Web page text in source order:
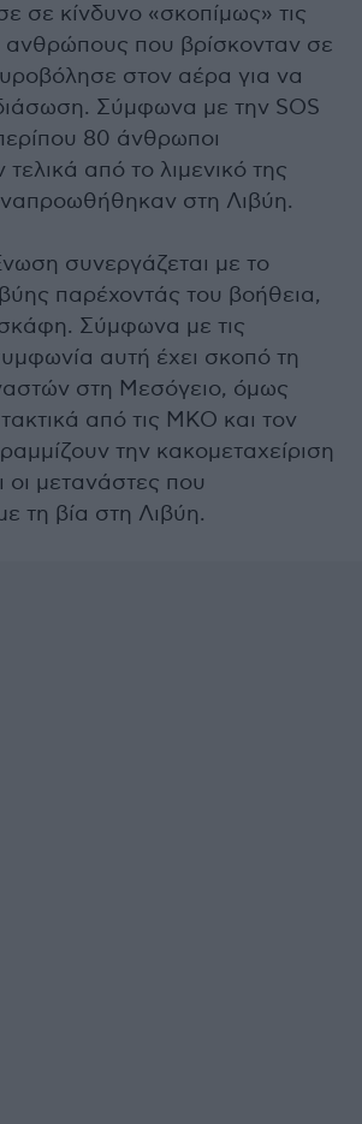
σε κίνδυνο «σκοπίμως» τις
ανθρώπους που βρίσκονταν σε
στον αέρα για να
Σύμφωνα με την SOS
80 άνθρωποι
τελικά από το λιμενικό της
στη Λιβύη.
συνεργάζεται με το
παρέχοντάς του βοήθεια,
Σύμφωνα με τις
αυτή έχει σκοπό τη
στη Μεσόγειο, όμως
από τις ΜΚΟ και τον
την κακομεταχείριση
οι μετανάστες που
τη βία στη Λιβύη.